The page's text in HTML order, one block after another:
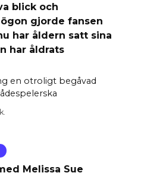
blick och
gjorde fansen
har åldern satt sina
har åldrats
en otroligt begåvad
Melissa Sue